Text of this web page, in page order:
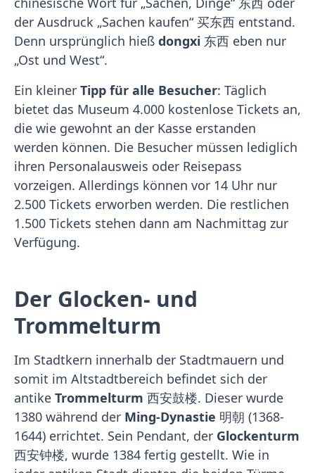
der Ausdruck „Sachen kaufen“ 买东西 entstand.
Denn ursprünglich hieß dongxi 东西 eben nur
„Ost und West“.
Ein kleiner Tipp für alle Besucher: Täglich
bietet das Museum 4.000 kostenlose Tickets an,
die wie gewohnt an der Kasse erstanden
werden können. Die Besucher müssen lediglich
ihren Personalausweis oder Reisepass
vorzeigen. Allerdings können vor 14 Uhr nur
2.500 Tickets erworben werden. Die restlichen
1.500 Tickets stehen dann am Nachmittag zur
Verfügung.
Der Glocken- und
Trommelturm
Im Stadtkern innerhalb der Stadtmauern und
somit im Altstadtbereich befindet sich der
antike Trommelturm 西安鼓楼. Dieser wurde
1380 während der Ming-Dynastie 明朝 (1368-
1644) errichtet. Sein Pendant, der Glockenturm
西安钟楼, wurde 1384 fertig gestellt. Wie in